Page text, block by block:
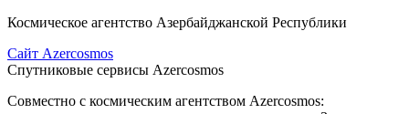
Космическое агентство Азербайджанской Республики
Сайт Azercosmos
Спутниковые сервисы Azercosmos
Совместно с космическим агентством Azercosmos: